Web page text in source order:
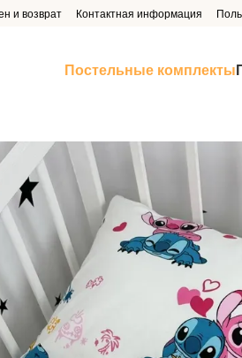
и возврат Контактная информация
Постельные комплекты